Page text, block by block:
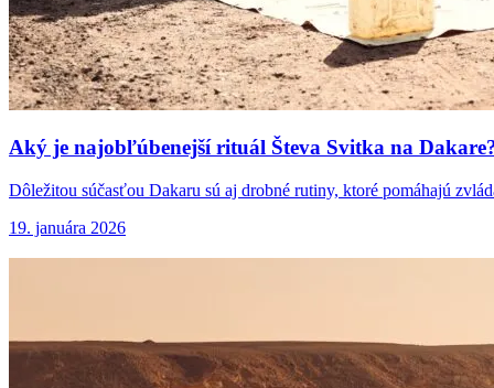
Aký je najobľúbenejšírituál Števa Svitka na
Dôležitou súčasťou Dakaru sú aj drobné rutiny, ktoré pomáhajú
19. januára 2026